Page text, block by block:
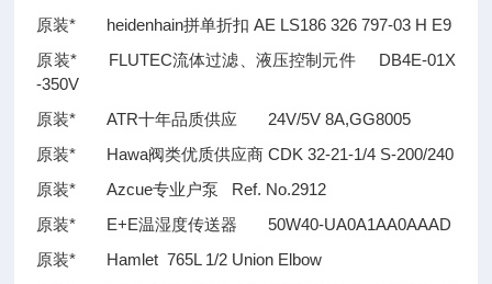
原装* heidenhain拼单折扣 AE LS186 326 797-03 H E9
原装* FLUTEC流体过滤、液压控制元件 DB4E-01X
-350V
原装* ATR十年品质供应 24V/5V 8A,GG8005
原装* Hawa阀类优质供应商 CDK 32-21-1/4 S-200/240
原装* Azcue专业户泵 Ref. No.2912
原装* E+E温湿度传送器 50W40-UA0A1AA0AAAD
原装* Hamlet 765L 1/2 Union Elbow